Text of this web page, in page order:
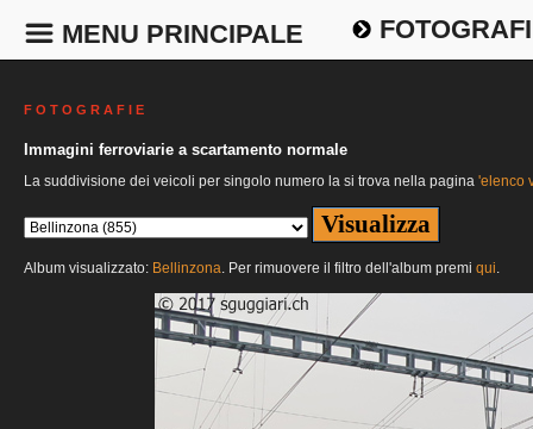
MENU PRINCIPALE
F O T O G R A F I E
Immagini ferroviarie a scartamento normale
La suddivisione dei veicoli per singolo numero la si trova nella pagina 'elenco
Album visualizzato: Bellinzona. Per rimuovere il filtro dell'album premi qui.